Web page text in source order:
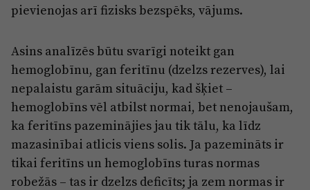
pievienojas arī fizisks bezspēks, vājums.
Asins analīzēs būtu svarīgi noteikt gan
hemoglobīnu, gan feritīnu (dzelzs rezerves), lai
nepalaistu garām situāciju, kad šķiet –
hemoglobīns vēl atbilst normai, bet nenojaušam,
ka feritīns pazeminājies jau tik tālu, ka līdz
mazasinībai atlicis viens solis. Ja pazemināts ir
tikai feritīns un hemoglobīns turas normas
robežās – tas ir dzelzs deficīts; ja zem normas ir